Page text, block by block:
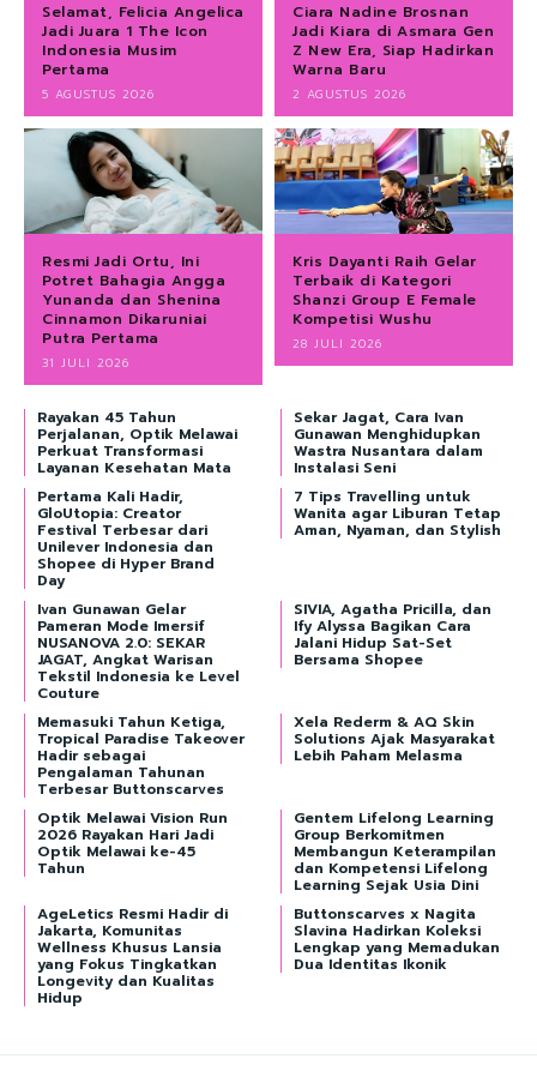
Selamat, Felicia Angelica
Jadi Juara 1 The Icon
Indonesia Musim
Pertama
5 AGUSTUS 2026
Ciara Nadine Brosnan
Jadi Kiara di Asmara Gen
Z New Era, Siap Hadirkan
Warna Baru
2 AGUSTUS 2026
Resmi Jadi Ortu, Ini
Potret Bahagia Angga
Yunanda dan Shenina
Cinnamon Dikaruniai
Putra Pertama
31 JULI 2026
Kris Dayanti Raih Gelar
Terbaik di Kategori
Shanzi Group E Female
Kompetisi Wushu
28 JULI 2026
Rayakan 45 Tahun
Perjalanan, Optik Melawai
Perkuat Transformasi
Layanan Kesehatan Mata
Sekar Jagat, Cara Ivan
Gunawan Menghidupkan
Wastra Nusantara dalam
Instalasi Seni
Pertama Kali Hadir,
GloUtopia: Creator
Festival Terbesar dari
Unilever Indonesia dan
Shopee di Hyper Brand
Day
7 Tips Travelling untuk
Wanita agar Liburan Tetap
Aman, Nyaman, dan Stylish
Ivan Gunawan Gelar
Pameran Mode Imersif
NUSANOVA 2.0: SEKAR
JAGAT, Angkat Warisan
Tekstil Indonesia ke Level
Couture
SIVIA, Agatha Pricilla, dan
Ify Alyssa Bagikan Cara
Jalani Hidup Sat-Set
Bersama Shopee
Memasuki Tahun Ketiga,
Tropical Paradise Takeover
Hadir sebagai
Pengalaman Tahunan
Terbesar Buttonscarves
Xela Rederm & AQ Skin
Solutions Ajak Masyarakat
Lebih Paham Melasma
Optik Melawai Vision Run
2026 Rayakan Hari Jadi
Optik Melawai ke-45
Tahun
Gentem Lifelong Learning
Group Berkomitmen
Membangun Keterampilan
dan Kompetensi Lifelong
Learning Sejak Usia Dini
AgeLetics Resmi Hadir di
Jakarta, Komunitas
Wellness Khusus Lansia
yang Fokus Tingkatkan
Longevity dan Kualitas
Hidup
Buttonscarves x Nagita
Slavina Hadirkan Koleksi
Lengkap yang Memadukan
Dua Identitas Ikonik